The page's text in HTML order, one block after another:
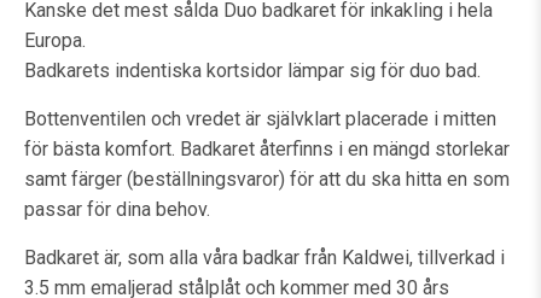
Kanske det mest sålda Duo badkaret för inkakling i hela
Europa.
Badkarets indentiska kortsidor lämpar sig för duo bad.
Bottenventilen och vredet är självklart placerade i mitten
för bästa komfort. Badkaret återfinns i en mängd storlekar
samt färger (beställningsvaror) för att du ska hitta en som
passar för dina behov.
Badkaret är, som alla våra badkar från Kaldwei, tillverkad i
3.5 mm emaljerad stålplåt och kommer med 30 års